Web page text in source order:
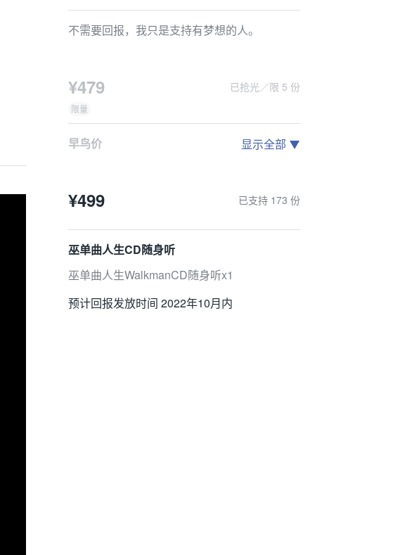
不需要回报，我只是支持有梦想的人。
¥479 已抢光／限 5 份
限量
早鸟价
预计回报发放时间 2022年10月内
显示全部
¥499 已支持 173 份
巫单曲人生CD随身听
巫单曲人生WalkmanCD随身听x1
预计回报发放时间 2022年10月内